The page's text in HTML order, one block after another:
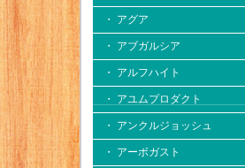
・ アグア
・ アブガルシア
・ アルフハイト
・ アユムプロダクト
・ アンクルジョッシュ
・ アーボガスト